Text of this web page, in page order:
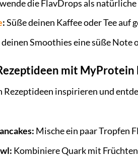
die FlavDrops als
:Süße deinen Kaffee oder Tee auf
Smoothies eine süße Note
mit MyProtein
Rezeptideen inspirieren und
Mische ein paar Tropfen
Kombiniere Quark mit